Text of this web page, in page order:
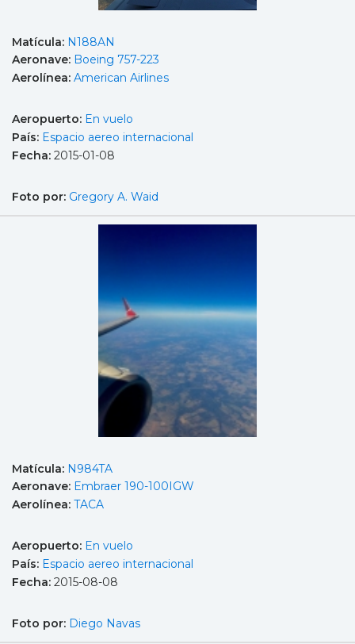
Matícula: N188AN
Aeronave: Boeing 757-223
Aerolínea: American Airlines
Aeropuerto: En vuelo
País: Espacio aereo internacional
Fecha: 2015-01-08
Foto por: Gregory A. Waid
Matícula: N984TA
Aeronave: Embraer 190-100IGW
Aerolínea: TACA
Aeropuerto: En vuelo
País: Espacio aereo internacional
Fecha: 2015-08-08
Foto por: Diego Navas